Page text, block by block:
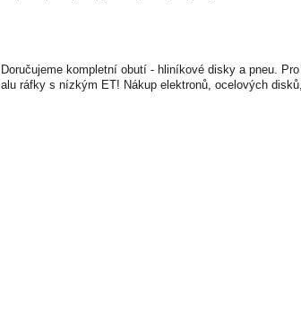
Doručujeme kompletní obutí - hliníkové disky a pneu.
alu ráfky s nízkým ET! Nákup elektronů, ocelových